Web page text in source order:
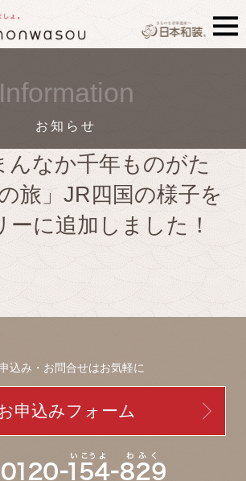
Information
お知らせ
んなか千年ものがた
旅」JR四国の様子を
ーに追加しました！
込み・お問合せはお気軽に
申込みフォーム